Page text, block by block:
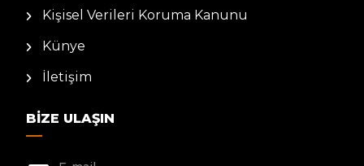
Kişisel Verileri Koruma Kanunu
Künye
İletişim
BIZE ULAŞIN